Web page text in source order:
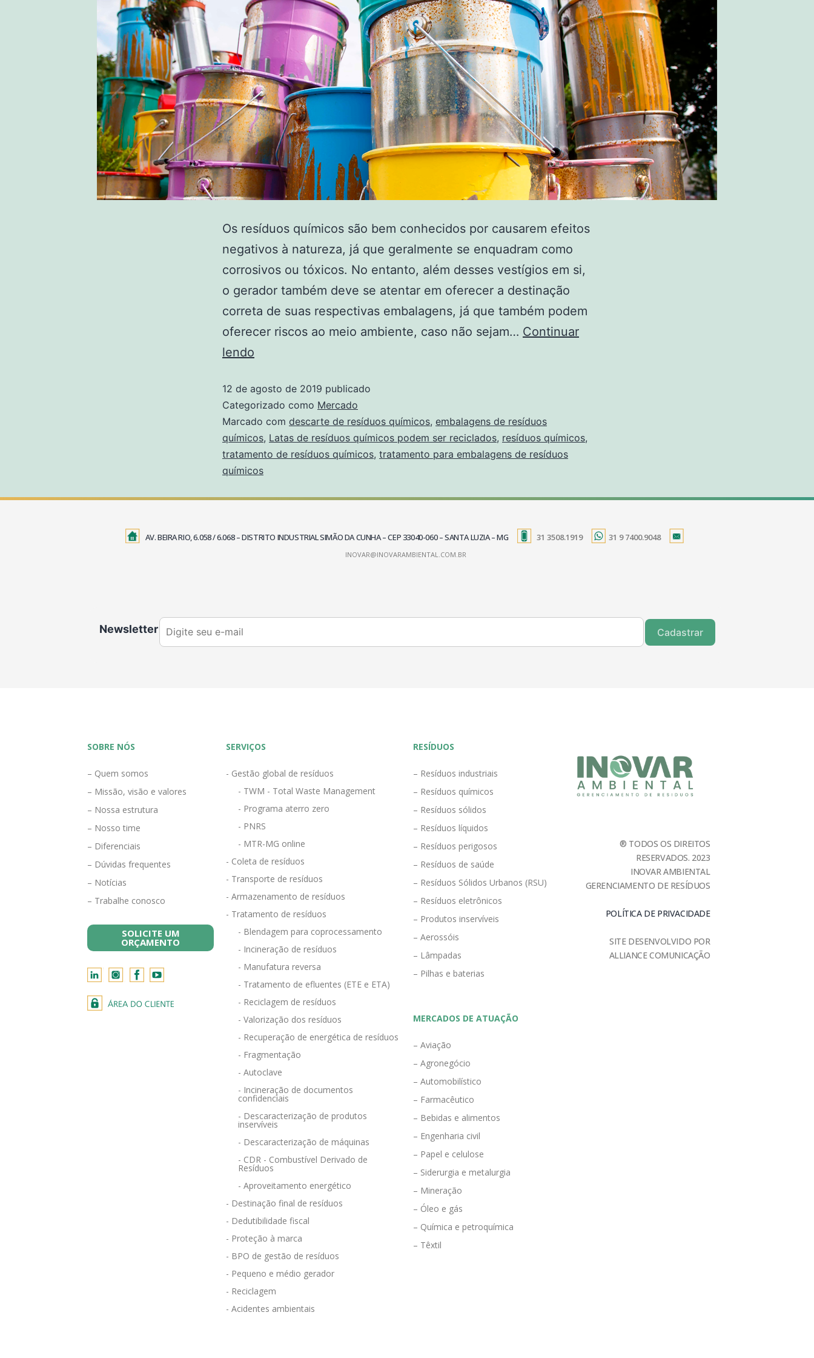
Os resíduos químicos são bem conhecidos por causarem efeitos
negativos à natureza, já que geralmente se enquadram como
corrosivos ou tóxicos. No entanto, além desses vestígios em si,
o gerador também deve se atentar em oferecer a destinação
correta de suas respectivas embalagens, já que também podem
oferecer riscos ao meio ambiente, caso não sejam… Continuar
lendo
12 de agosto de 2019 publicado
Categorizado como Mercado
Marcado com descarte de resíduos químicos, embalagens de resíduos
químicos, Latas de resíduos químicos podem ser reciclados, resíduos químicos,
tratamento de resíduos químicos, tratamento para embalagens de resíduos
químicos
AV. BEIRA RIO, 6.058 / 6.068 – DISTRITO INDUSTRIAL SIMÃO DA CUNHA – CEP 33040-060 – SANTA LUZIA – MG 31 3508.1919 31 9 7400.9048
INOVAR@INOVARAMBIENTAL.COM.BR
Newsletter Cadastrar
SOBRE NÓS
– Quem somos
– Missão, visão e valores
– Nossa estrutura
– Nosso time
– Diferenciais
– Dúvidas frequentes
– Notícias
– Trabalhe conosco
SOLICITE UM
ORÇAMENTO
SERVIÇOS
- Gestão global de resíduos
- TWM - Total Waste Management
- Programa aterro zero
- PNRS
- MTR-MG online
- Coleta de resíduos
- Transporte de resíduos
- Armazenamento de resíduos
- Tratamento de resíduos
- Blendagem para coprocessamento
- Incineração de resíduos
- Manufatura reversa
- Tratamento de efluentes (ETE e ETA)
- Reciclagem de resíduos
- Valorização dos resíduos
- Recuperação de energética de resíduos
- Fragmentação
- Autoclave
- Incineração de documentos
confidenciais
- Descaracterização de produtos
inservíveis
- Descaracterização de máquinas
- CDR - Combustível Derivado de
Resíduos
- Aproveitamento energético
- Destinação final de resíduos
- Dedutibilidade fiscal
- Proteção à marca
- BPO de gestão de resíduos
- Pequeno e médio gerador
- Reciclagem
- Acidentes ambientais
RESÍDUOS
– Resíduos industriais
– Resíduos químicos
– Resíduos sólidos
– Resíduos líquidos
– Resíduos perigosos
– Resíduos de saúde
– Resíduos Sólidos Urbanos (RSU)
– Resíduos eletrônicos
– Produtos inservíveis
– Aerossóis
– Lâmpadas
– Pilhas e baterias
MERCADOS DE ATUAÇÃO
– Aviação
– Agronegócio
– Automobilístico
– Farmacêutico
– Bebidas e alimentos
– Engenharia civil
– Papel e celulose
– Siderurgia e metalurgia
– Mineração
– Óleo e gás
– Química e petroquímica
– Têxtil
® TODOS OS DIREITOS
RESERVADOS. 2023
INOVAR AMBIENTAL
GERENCIAMENTO DE RESÍDUOS
POLÍTICA DE PRIVACIDADE
SITE DESENVOLVIDO POR
ALLIANCE COMUNICAÇÃO